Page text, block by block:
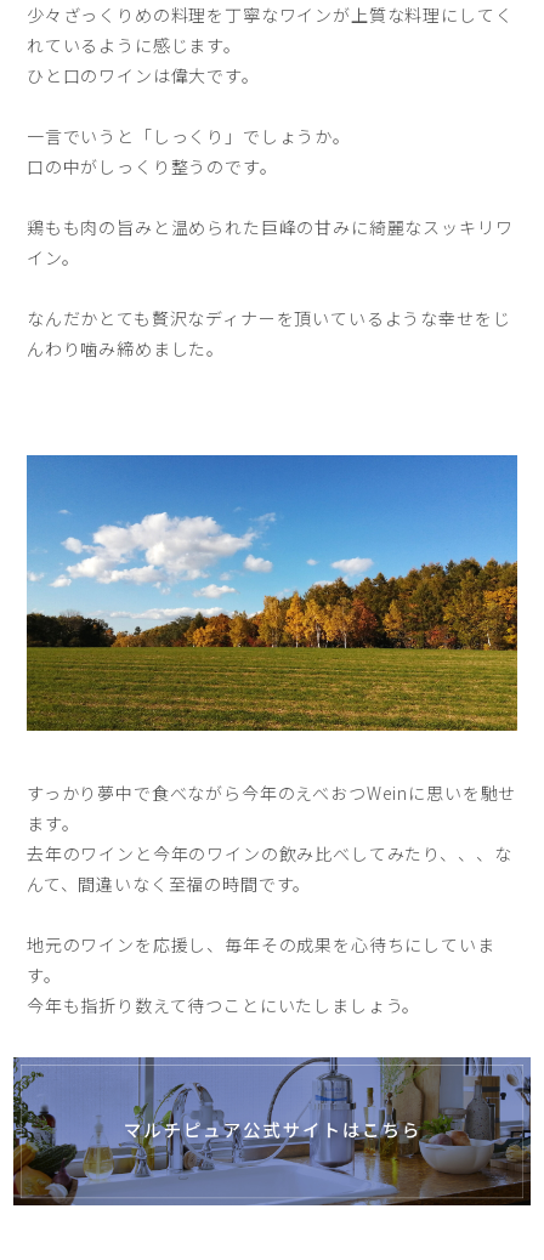
少々ざっくりめの料理を丁寧なワインが上質な料理にしてく
れているように感じます。
ひと口のワインは偉大です。
一言でいうと「しっくり」でしょうか。
口の中がしっくり整うのです。
鶏もも肉の旨みと温められた巨峰の甘みに綺麗なスッキリワ
イン。
なんだかとても贅沢なディナーを頂いているような幸せをじ
んわり噛み締めました。
すっかり夢中で食べながら今年のえべおつWeinに思いを馳せ
ます。
去年のワインと今年のワインの飲み比べしてみたり、、、な
んて、間違いなく至福の時間です。
地元のワインを応援し、毎年その成果を心待ちにしていま
す。
今年も指折り数えて待つことにいたしましょう。